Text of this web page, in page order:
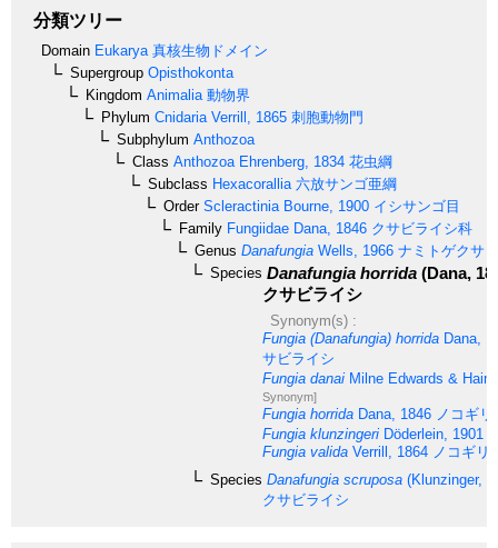
分類ツリー
Domain Eukarya 真核生物ドメイン
Supergroup Opisthokonta
Kingdom Animalia 動物界
Phylum Cnidaria Verrill, 1865 刺胞動物門
Subphylum Anthozoa
Class Anthozoa Ehrenberg, 1834 花虫綱
Subclass Hexacorallia 六放サンゴ亜綱
OrderScleractinia Bourne, 1900 イシサンゴ目
Family Fungiidae Dana, 1846 クサビライシ科
Genus Danafungia Wells, 1966 ナミトゲクサ
Species Danafungia horrida (Dana,
クサビライシ
Synonym(s) :
Fungia (Danafungia) horrida Dana,
サビライシ
Fungia danai Milne Edwards &
Synonym]
Fungia horrida Dana, 1846 ノコギ
Fungia klunzingeri Döderlein, 1901
Fungia valida Verrill, 1864 ノコギリ
Species Danafungia scruposa (Klunzinger,
クサビライシ